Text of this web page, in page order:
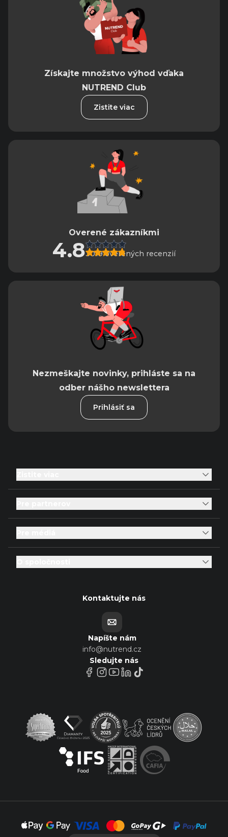
Získajte množstvo výhod vďaka
NUTREND Club
Zistite viac
Overené zákazníkmi
4.83019 overených recenzií
Nezmeškajte novinky, prihláste sa na
odber nášho newslettera
Prihlásiť sa
Kontaktujte nás
Napíšte nám
info@nutrend.cz
Sledujte nás